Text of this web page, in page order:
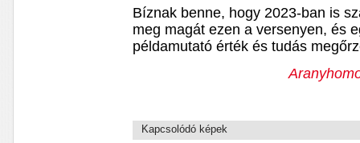
Bíznak benne, hogy 2023-ban is
meg magát ezen a versenyen, és
példamutató érték és tudás
Kapcsolódó képek